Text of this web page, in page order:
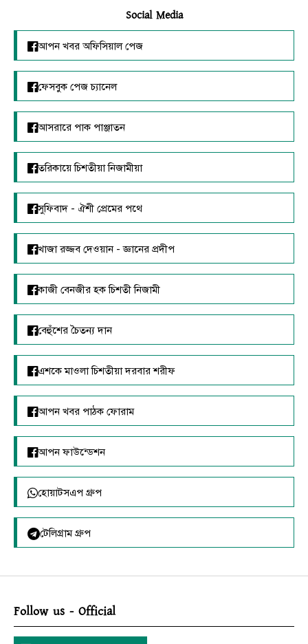
Social Media
আপন খবর অফিসিয়াল পেজ
ফেসবুক পেজ চ্যানেল
আসরারে পাক পাঞ্জাতন
তরিকায়ে চিশতীয়া নিজামীয়া
সুফিবাদ - ঐশী প্রেমের পথে
খাজা রজ্জব দেওয়ান - জ্ঞানের প্রদীপ
কাজী বেনজীর হক চিশতী নিজামী
বেহুঁশের চৈতন্য দান
এশকে মাওলা চিশতীয়া দরবার শরীফ
আপন খবর পাঠক ফোরাম
আপন ফাউন্ডেশন
হোয়াটসএপ গ্রুপ
টেলিগ্রাম গ্রুপ
Follow us - Official